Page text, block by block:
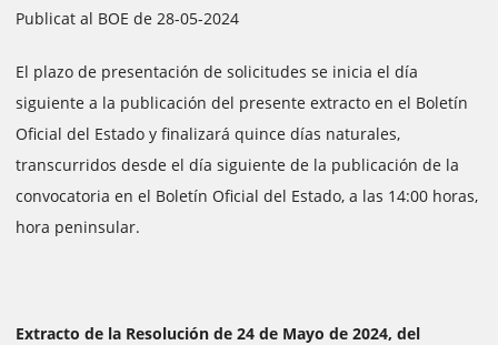
Publicat al BOE de 28-05-2024
El plazo de presentación de solicitudes se inicia el día
siguiente a la publicación del presente extracto en el Boletín
Oficial del Estado y finalizará quince días naturales,
transcurridos desde el día siguiente de la publicación de la
convocatoria en el Boletín Oficial del Estado, a las 14:00 horas,
hora peninsular.
Extracto de la Resolución de 24 de Mayo de 2024, del